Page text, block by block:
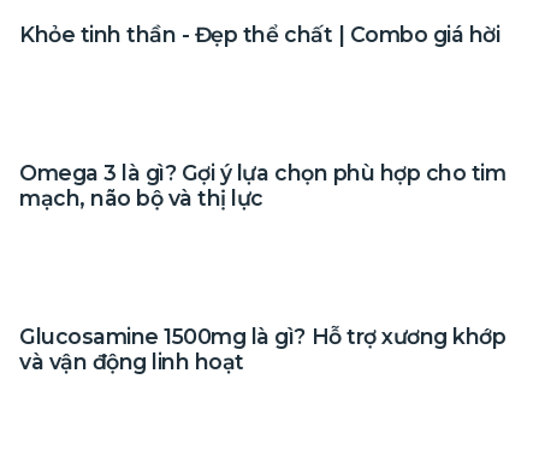
Khỏe tinh thần - Đẹp thể chất | Combo giá hời
Omega 3 là gì? Gợi ý lựa chọn phù hợp cho tim
mạch, não bộ và thị lực
Glucosamine 1500mg là gì? Hỗ trợ xương khớp
và vận động linh hoạt